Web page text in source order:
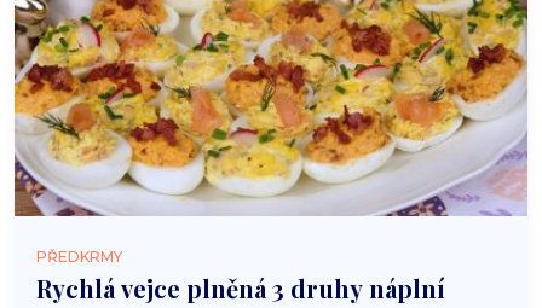
PŘEDKRMY
Rychlá vejce plněná 3 druhy náplní